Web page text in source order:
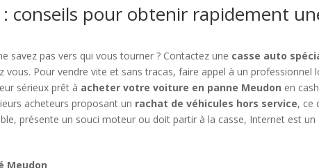
conseils pour obtenir rapidement
savez pas vers qui vous tourner ? Contactez une casse auto
vous. Pour vendre vite et sans tracas, faire appel à un professionnel
sérieux prêt à acheter votre voiture en panne Meudon en
acheteurs proposant un rachat de véhicules hors service, ce
présente un souci moteur ou doit partir à la casse, Internet est
Meudon